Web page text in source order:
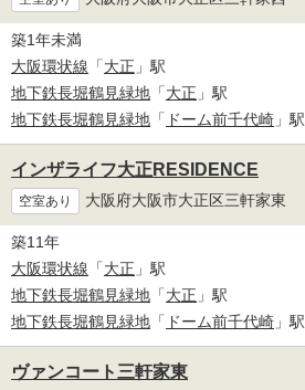
築1年未満
大阪環状線 「大正 」駅
地下鉄長堀鶴見緑地 「大正 」駅
地下鉄長堀鶴見緑地 「 ドーム前千代崎 」駅
インザライフ大正RESIDENCE
空室あり 大阪府大阪市大正区三軒家東
築11年
大阪環状線 「大正 」駅
地下鉄長堀鶴見緑地 「大正 」駅
地下鉄長堀鶴見緑地 「 ドーム前千代崎 」駅
ヴァンコート三軒家東